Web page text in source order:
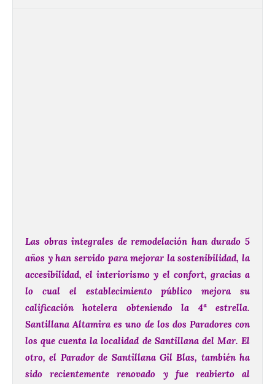
Las obras integrales de remodelación han durado 5
años y han servido para mejorar la sostenibilidad, la
accesibilidad, el interiorismo y el confort, gracias a
lo cual el establecimiento público mejora su
calificación hotelera obteniendo la 4ª estrella.
Santillana Altamira es uno de los dos Paradores con
los que cuenta la localidad de Santillana del Mar. El
otro, el Parador de Santillana Gil Blas, también ha
sido recientemente renovado y fue reabierto al